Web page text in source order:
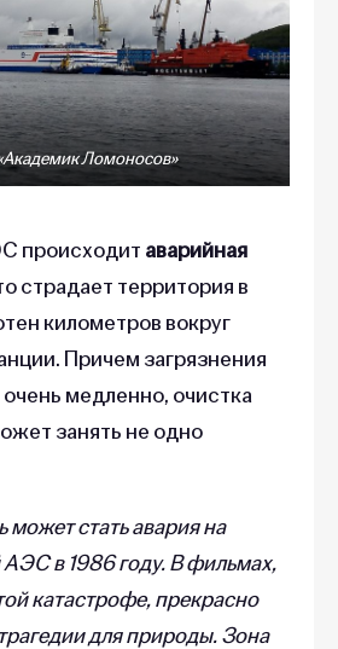
Ломоносов»
происходит аварийная
страдает территория в
километров вокруг
Причем загрязнения
медленно, очистка
занять не одно
стать авария на
в 1986 году. В фильмах,
катастрофе, прекрасно
для природы. Зона